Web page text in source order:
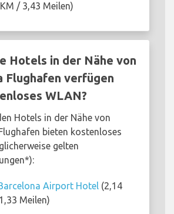
/ 3,43 Meilen)
Hotels in der Nähe von
Flughafen verfügen
WLAN?
Hotels in der Nähe von
bieten kostenloses
gelten
Airport Hotel (2,14
Meilen)